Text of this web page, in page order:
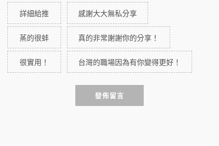
詳細給推 感謝大大無私分享
蒸的很蚌 真的非常謝謝你的分享！
很實用！ 台灣的職場因為有你變得更好！
發佈留言